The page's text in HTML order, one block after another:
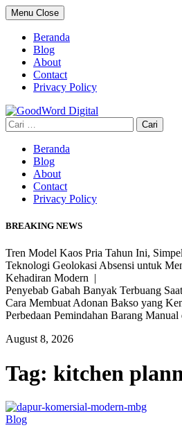
Skip
to
content
Menu Close
Beranda
Blog
About
Contact
Privacy Policy
Cari
untuk:
Beranda
Blog
About
Contact
Privacy Policy
BREAKING NEWS
Tren Model Kaos Pria Tahun Ini,
Teknologi Geolokasi Absensi untuk
Kehadiran Modern |
Penyebab Gabah Banyak Terbuang
Cara Membuat Adonan Bakso yang
Perbedaan Pemindahan Barang
August 8, 2026
Tag: kitchen
Blog